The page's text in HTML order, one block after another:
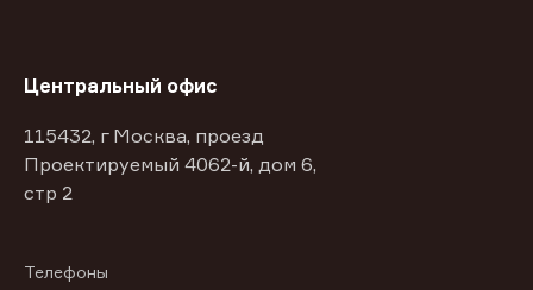
Центральный офис
115432, г Москва, проезд
Проектируемый 4062-й, дом 6,
стр 2
Телефоны